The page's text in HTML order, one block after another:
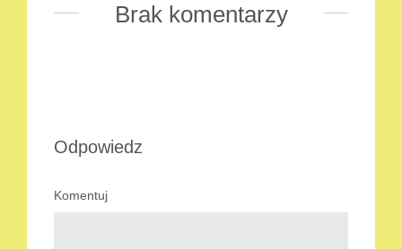
Brak komentarzy
Odpowiedz
Komentuj